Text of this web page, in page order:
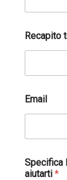
Recapito
Email
Specifica
aiutarti*